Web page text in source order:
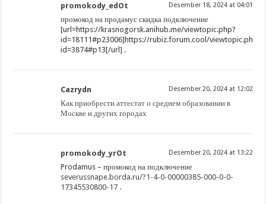
promokody_edOt Desember 18, 2024 at 04:01
промокод на продамус скидка подключение
[url=https://krasnogorsk.anihub.me/viewtopic.php?
id=18111#p23006]https://rubiz.forum.cool/viewtopic.php?
id=3874#p13[/url] .
Cazrydn Desember 20, 2024 at 12:02
Как приобрести аттестат о среднем образовании в
Москве и других городах
promokody_yrOt Desember 20, 2024 at 13:22
Prodamus – промокод на подключение
severussnape.borda.ru/?1-4-0-00000385-000-0-0-
17345530800-17 .